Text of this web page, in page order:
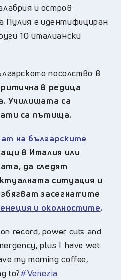
и остров
Пулия е идентифициран
10 италиански
посолство в
в редица
Училищата са
са пътища.
на българските
в Италия или
да следят
ситуация и
засегнатите
и околностите.
record, power cuts and
plus I have wet
my morning coffee,
to?#Venezia